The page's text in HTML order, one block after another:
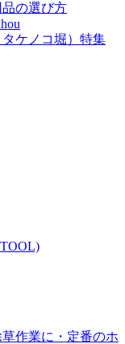
の選び方
ケノコ堀）特集
作業に・定番のホ